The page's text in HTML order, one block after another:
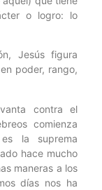
o logro: lo
Jesús figura
poder, rango,
contra el
comienza
la suprema
hace mucho
maneras a los
días nos ha